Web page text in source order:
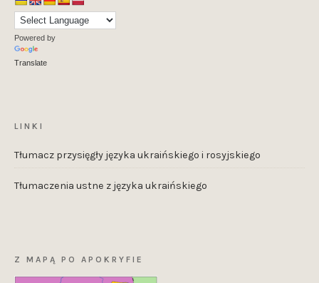
Powered by
Translate
LINKI
Tłumacz przysięgły języka ukraińskiego i rosyjskiego
Tłumaczenia ustne z języka ukraińskiego
Z MAPĄ PO APOKRYFIE